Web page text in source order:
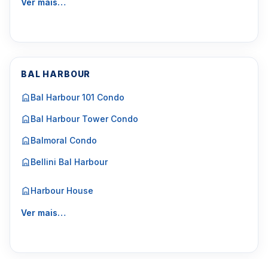
Ver mais…
BAL HARBOUR
Bal Harbour 101 Condo
Bal Harbour Tower Condo
Balmoral Condo
Bellini Bal Harbour
Harbour House
Ver mais…